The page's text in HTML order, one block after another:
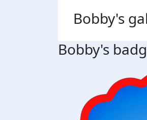
Bobby's
Bobby's